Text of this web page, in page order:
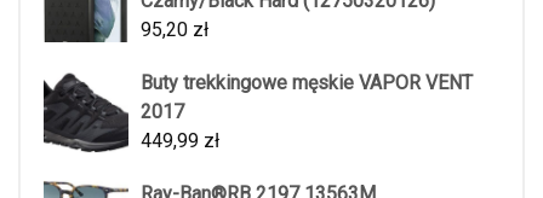
95,20 zł
Buty trekkingowe męskie VAPOR VENT
2017
449,99 zł